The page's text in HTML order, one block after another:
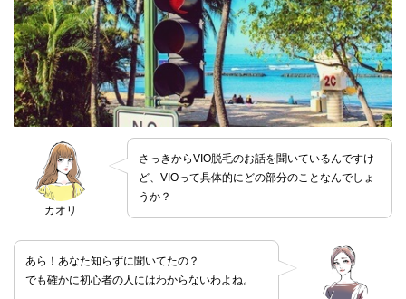
カオリ
さっきからVIO脱毛のお話を聞いているんですけ
ど、VIOって具体的にどの部分のことなんでしょ
うか？
あら！あなた知らずに聞いてたの？
でも確かに初心者の人にはわからないわよね。